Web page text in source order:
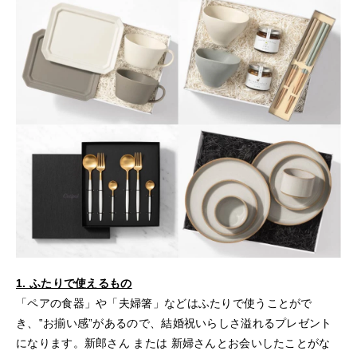
1. ふたりで使えるもの
「ペアの食器」や「夫婦箸」などはふたりで使うことがで
き、‟お揃い感”があるので、結婚祝いらしさ溢れるプレゼント
になります。新郎さん または 新婦さんとお会いしたことがな